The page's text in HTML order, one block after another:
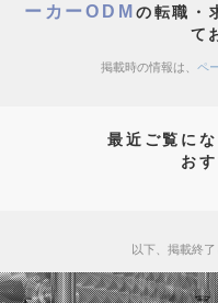
ーカーODM の転職・
て
掲載時の情報は、 ペ
最近ご覧に
お
以下、掲載終